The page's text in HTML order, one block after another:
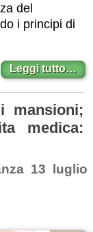
del
i principi di
Leggi tutto…
mansioni;
medica:
13 luglio